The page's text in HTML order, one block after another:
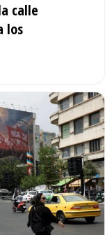
calle
los